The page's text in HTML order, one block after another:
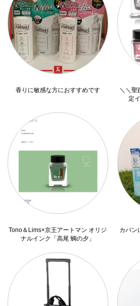
香りに敏感な方におすすめです
＼＼
定
Tono＆Lims×京王アートマン オリジ
ナルインク「高尾 蜩の夕」
カバン